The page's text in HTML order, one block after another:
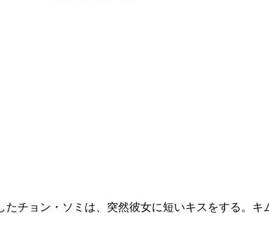
チョン・ソミは、突然彼女に短いキスをする。